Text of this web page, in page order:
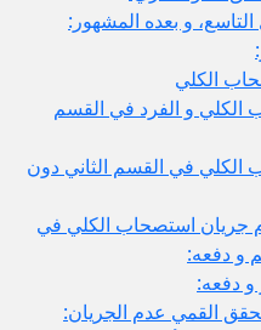
و بعده المشهور:
الكلي
الكلي و الفرد في القسم
الكلي في القسم الثاني دون
جريان استصحاب الكلي في
و دفعه:
و دفعه:
القمي عدم الجريان: